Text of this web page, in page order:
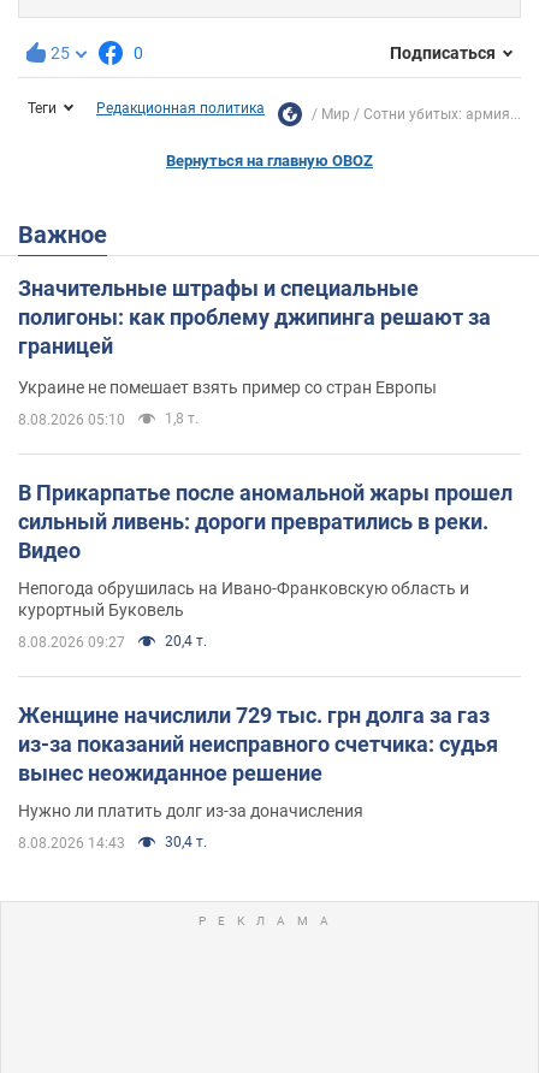
25 0 Подписаться
Теги Редакционная политика Мир Сотни убитых: армия...
Вернуться на главную OBOZ
Важное
Значительные штрафы и специальные
полигоны: как проблему джипинга решают за
границей
Украине не помешает взять пример со стран Европы
8.08.2026 05:10 1,8 т.
В Прикарпатье после аномальной жары прошел
сильный ливень: дороги превратились в реки.
Видео
Непогода обрушилась на Ивано-Франковскую область и
курортный Буковель
8.08.2026 09:27 20,4 т.
Женщине начислили 729 тыс. грн долга за газ
из-за показаний неисправного счетчика: судья
вынес неожиданное решение
Нужно ли платить долг из-за доначисления
8.08.2026 14:43 30,4 т.